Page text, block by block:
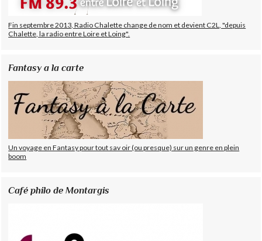
Fin septembre 2013, Radio Chalette change de nom et devient C2L, "depuis
Chalette, la radio entre Loire et Loing".
Fantasy a la carte
Un voyage en Fantasy pour tout sav oir (ou presque) sur un genre en plein
boom
Café philo de Montargis